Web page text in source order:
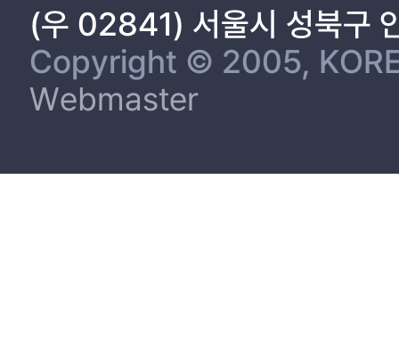
(우 02841) 서울시 성북구
Copyright © 2005,
Webmaster